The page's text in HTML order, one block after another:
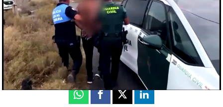
Déborah Sabina
Publicado:
27 de febrero de 2024, 19:59
Whatsapp
Facebook
X Linkedin